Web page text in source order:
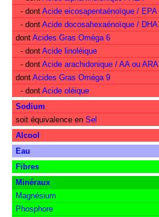
- dont Acide eicosapentaénoïque / EPA
- dont Acide docosahexaénoïque / DHA
dont Acides Gras Oméga 6
- dont Acide linoléique
- dont Acide arachidonique / AA ou ARA
dont Acides Gras Oméga 9
- dont Acide oléique
Sodium
soit équivalence en Sel
Alcool
Eau
Fibres
Minéraux
Magnésium
Phosphore